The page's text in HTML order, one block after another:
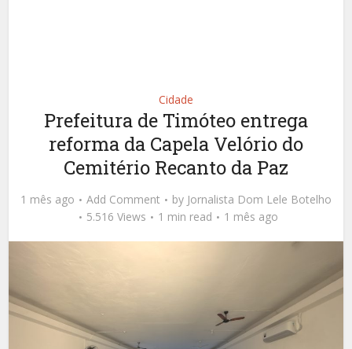
Cidade
Prefeitura de Timóteo entrega
reforma da Capela Velório do
Cemitério Recanto da Paz
1 mês ago Add Comment by Jornalista Dom Lele Botelho
5.516 Views
1 min read 1 mês ago